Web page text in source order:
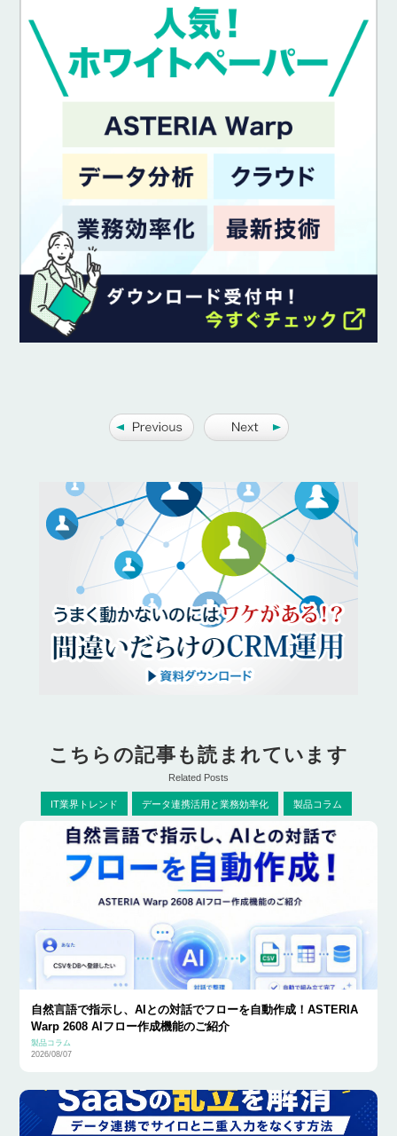
こちらの記事も読まれています
Related Posts
IT業界トレンド データ連携活用と業務効率化 製品コラム
自然言語で指示し、AIとの対話でフローを自動作成！ASTERIA
Warp 2608 AIフロー作成機能のご紹介
製品コラム
2026/08/07